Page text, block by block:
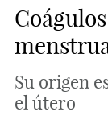
Su origen
el útero